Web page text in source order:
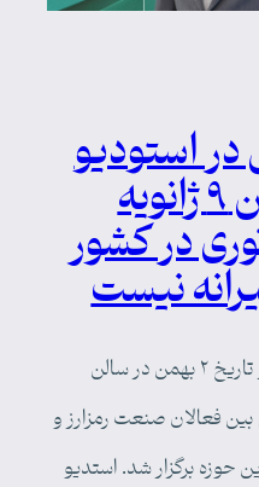
استودیو
راه‌کار چهارمین ۹ ژانویه
در کشور
نیست
چهارمین رویداد ۹ ژانویه در تاریخ ۲ بهمن در سالن
فعالان صنعت رمزارز و
حوزه برگزار شد. استدیو